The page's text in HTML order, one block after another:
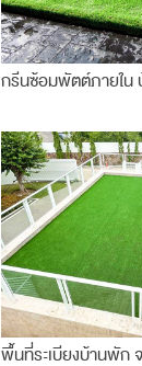
กรีนซ้อมพัตต์ภายใน
พื้นที่ระเบียงบ้านพัก